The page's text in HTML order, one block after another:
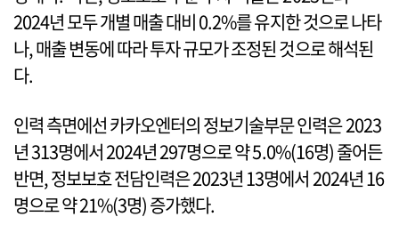
2024년 모두 개별 매출 대비 0.2%를 유지한 것으로 나타
나, 매출 변동에 따라 투자 규모가 조정된 것으로 해석된
다.
인력 측면에선 카카오엔터의 정보기술부문 인력은 2023
년 313명에서 2024년 297명으로 약 5.0%(16명) 줄어든
반면, 정보보호 전담인력은 2023년 13명에서 2024년 16
명으로 약 21%(3명) 증가했다.